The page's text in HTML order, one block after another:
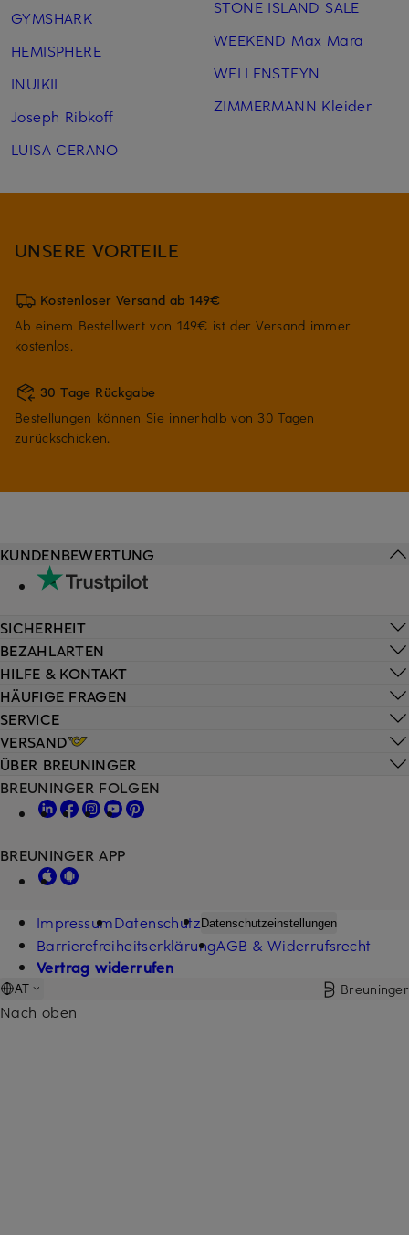
GYMSHARK
HEMISPHERE
INUIKII
Joseph Ribkoff
LUISA CERANO
STONE ISLAND SALE
WEEKEND Max Mara
WELLENSTEYN
ZIMMERMANN Kleider
UNSERE VORTEILE
Kostenloser Versand ab 149€
Ab einem Bestellwert von 149€ ist der Versand immer
kostenlos.
30 Tage Rückgabe
Bestellungen können Sie innerhalb von 30 Tagen
zurückschicken.
HILFE & KONTAKT
HÄUFIGE FRAGEN
SERVICE
VERSAND
KUNDENBEWERTUNG
SICHERHEIT
BEZAHLARTEN
ÜBER BREUNINGER
BREUNINGER FOLGEN
BREUNINGER APP
ImpressumDatenschutzDatenschutzeinstellungen
BarrierefreiheitserklärungAGB & Widerrufsrecht
Vertrag widerrufen
AT Breuninger
Nach oben